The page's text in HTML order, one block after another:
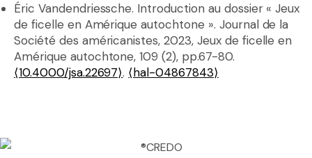
Éric Vandendriessche. Introduction au dossier « Jeux
de ficelle en Amérique autochtone ». Journal de la
Société des américanistes, 2023, Jeux de ficelle en
Amérique autochtone, 109 (2), pp.67-80.
⟨10.4000/jsa.22697⟩. ⟨hal-04867843⟩